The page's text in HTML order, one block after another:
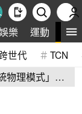
樂 運動 全
世代 TCN
物理模式」第